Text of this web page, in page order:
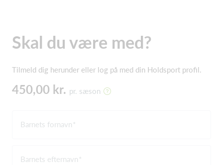
Skal du være med?
Tilmeld dig herunder eller log på med din Holdsport profil.
450,00 kr. pr. sæson
Barnets fornavn
Barnets efternavn